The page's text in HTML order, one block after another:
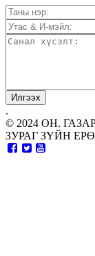
.
© 2024 ОН.
ЗУРАГ ЗҮЙН